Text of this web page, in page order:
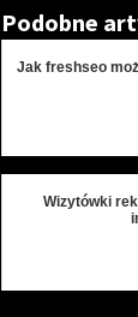
Podobne
Jak freshseo
Wizytówki